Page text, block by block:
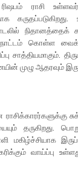
ராசி
நிதானத்தைக்
கொள்ள
சாத்தியமாகும்.
முழு ஆதரவும்
ராசிக்காரர்களுக்கு
தருகிறது.
மகிழ்ச்சியாக
வாய்ப்பு